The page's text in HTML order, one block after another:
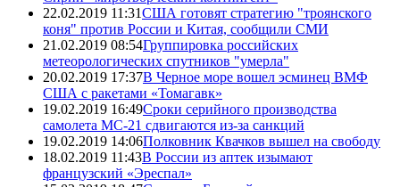
22.02.2019 11:31США готовят стратегию "троянского
коня" против России и Китая, сообщили СМИ
21.02.2019 08:54Группировка российских
метеорологических спутников "умерла"
20.02.2019 17:37В Черное море вошел эсминец ВМФ
США с ракетами «Томагавк»
19.02.2019 16:49Сроки серийного производства
самолета МС-21 сдвигаются из-за санкций
19.02.2019 14:06Полковник Квачков вышел на свободу
18.02.2019 11:43В России из аптек изымают
французский «Эреспал»